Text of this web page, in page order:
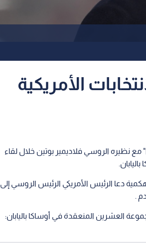
الأمريكية
مع نظيره الروسي فلاديمير بوتين خلال لقاء
دعا الرئيس الأمريكي الرئيس الروسي إلى
.
العشرين المنعقدة في أوساكا باليابان: